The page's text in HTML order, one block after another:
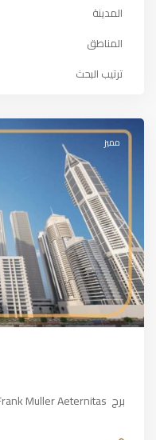
المدينة
المناطق
ترتيب البحث
Dubai
Next
مميز